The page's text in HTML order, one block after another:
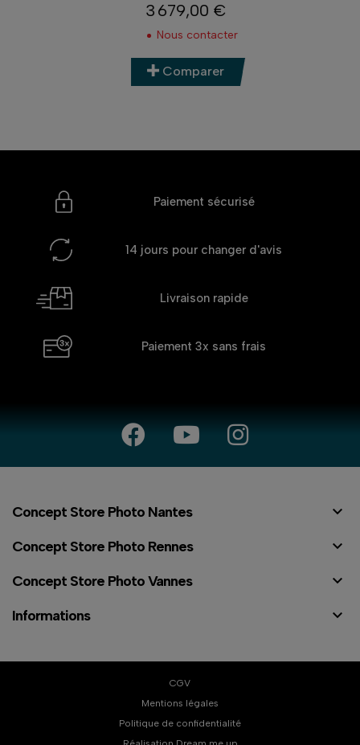
Prix
3 679,00 €
Nous contacter
Comparer
Paiement sécurisé
14 jours pour changer d'avis
Livraison rapide
Paiement 3x sans frais
Concept Store Photo Nantes 
Concept Store Photo Rennes 
Concept Store Photo Vannes 
Informations 
CGV
Mentions légales
Politique de confidentialité